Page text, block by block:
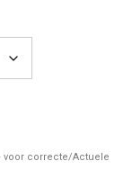
voor correcte/Actuele